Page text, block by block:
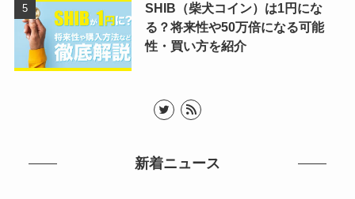
SHIB（柴犬コイン）は1円にな
る？将来性や50万倍になる可能
性・買い方を紹介
新着ニュース